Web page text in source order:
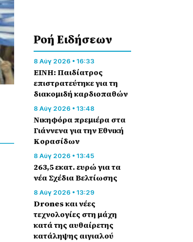
Ροή Eιδήσεων
8 Αύγ 2026 • 16:33
ΕΙΝΗ: Παιδίατρος
επιστρατεύτηκε για τη
διακομιδή καρδιοπαθών
8 Αύγ 2026 • 13:48
Nικηφόρα πρεμιέρα στα
Γιάννενα για την Εθνική
Κορασίδων
8 Αύγ 2026 • 13:45
263,5 εκατ. ευρώ για τα
νέα Σχέδια Βελτίωσης
8 Αύγ 2026 • 13:29
Drones και νέες
τεχνολογίες στη μάχη
κατά της αυθαίρετης
κατάληψης αιγιαλού